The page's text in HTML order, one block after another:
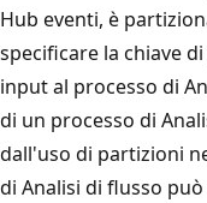
Hub eventi, è
specificare la chiave
input al processo di
di un processo di
dall'uso di partizioni
di Analisi di flusso